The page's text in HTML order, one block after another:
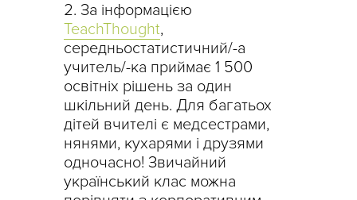
За інформацією
TeachThought,
середньостатистичний/-а
учитель/-ка приймає 1 500
освітніх рішень за один
шкільний день. Для багатьох
дітей вчителі є медсестрами,
нянями, кухарями і друзями
одночасно! Звичайний
український клас можна